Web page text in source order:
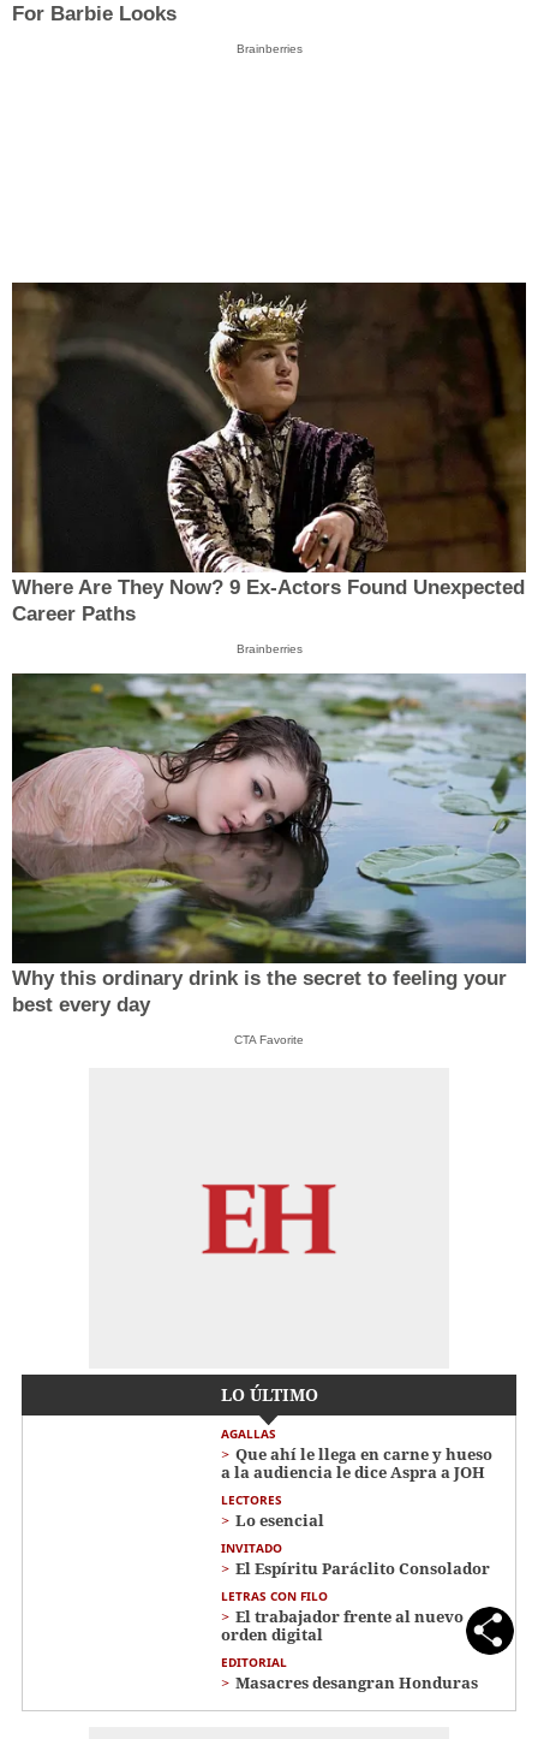
For Barbie Looks
Brainberries
Where Are They Now? 9 Ex-Actors Found Unexpected
Career Paths
Brainberries
Why this ordinary drink is the secret to feeling your
best every day
CTA Favorite
LO ÚLTIMO
AGALLAS
Que ahí le llega en carne y hueso
a la audiencia le dice Aspra a JOH
LECTORES
Lo esencial
INVITADO
El Espíritu Paráclito Consolador
LETRAS CON FILO
El trabajador frente al nuevo
orden digital
EDITORIAL
Masacres desangran Honduras